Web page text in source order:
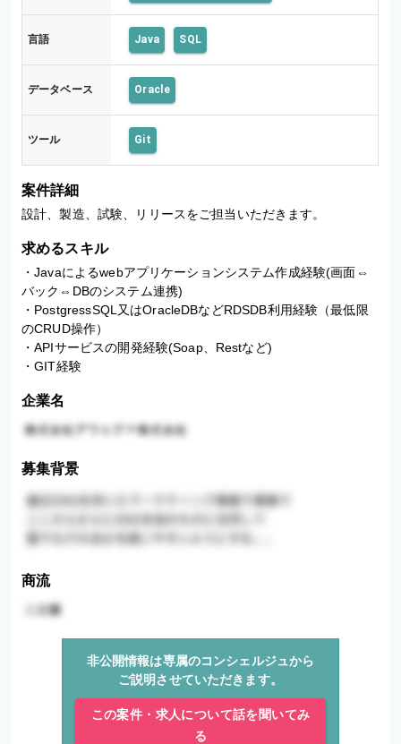
言語 Java SQL
データベース Oracle
ツール Git
案件詳細
設計、製造、試験、リリースをご担当いただきます。
求めるスキル
・Javaによるwebアプリケーションシステム作成経験(画面⇔
バック⇔DBのシステム連携)
・PostgressSQL又はOracleDBなどRDSDB利用経験（最低限
のCRUD操作）
・APIサービスの開発経験(Soap、Restなど)
・GIT経験
企業名
募集背景
商流
非公開情報は専属のコンシェルジュから
ご説明させていただきます。
この案件・求人について話を聞いてみ
る